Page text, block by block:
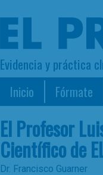
Evidencia y práctica
Inicio Fórmate
El Profesor
Científico de
Dr. Francisco Guarner